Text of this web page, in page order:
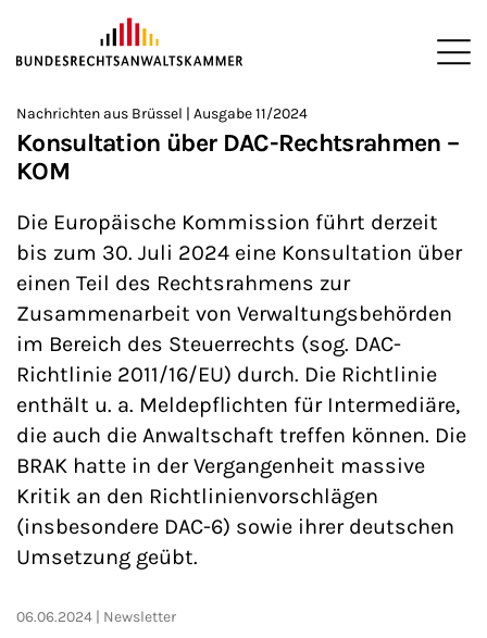
ZUM HAUPTINHALT SPRINGEN
Sie befinden sich hier:
>
Startseite
>
Newsroom
>
Newsletter
>
Nachrichten aus Brüssel
Nachrichten aus Brüssel | Ausgabe 11/2024
Konsultation über DAC-Rechtsrahmen –
KOM
Die Europäische Kommission führt derzeit
bis zum 30. Juli 2024 eine Konsultation über
einen Teil des Rechtsrahmens zur
Zusammenarbeit von Verwaltungsbehörden
im Bereich des Steuerrechts (sog. DAC-
Richtlinie 2011/16/EU) durch. Die Richtlinie
enthält u. a. Meldepflichten für Intermediäre,
die auch die Anwaltschaft treffen können. Die
BRAK hatte in der Vergangenheit massive
Kritik an den Richtlinienvorschlägen
(insbesondere DAC-6) sowie ihrer deutschen
Umsetzung geübt.
06.06.2024 Newsletter